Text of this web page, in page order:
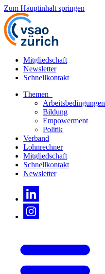
Zum Hauptinhalt springen
Mitgliedschaft
Newsletter
Schnellkontakt
Themen
Arbeitsbedingungen
Bildung
Empowerment
Politik
Verband
Lohnrechner
Mitgliedschaft
Schnellkontakt
Newsletter